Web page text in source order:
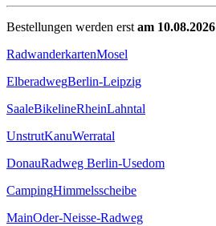
Bestellungen werden erst am 10.08.2026
RadwanderkartenMosel
ElberadwegBerlin-Leipzig
SaaleBikelineRheinLahntal
UnstrutKanuWerratal
DonauRadweg Berlin-Usedom
CampingHimmelsscheibe
MainOder-Neisse-Radweg